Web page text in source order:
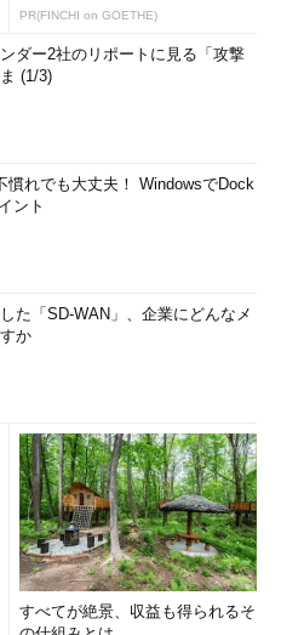
PR(FINCHI on GOETHE)
ダー2社のリポートに見る「攻撃
(1/3)
慣れでも大丈夫！ WindowsでDock
ント
た「SD-WAN」、企業にどんなメ
か
すべてが絶景、収益も得られるそ